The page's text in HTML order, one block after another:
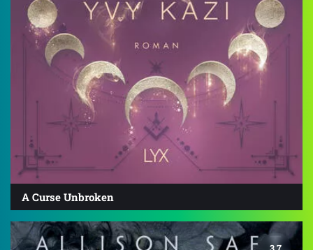
A Curse Unbroken